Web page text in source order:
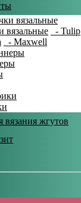
вязальные - Tulip
- Maxwell
вязания жгутов